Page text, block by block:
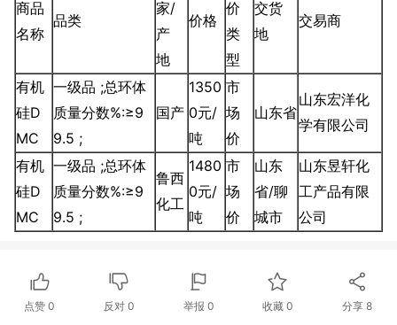
商品
名称
品类
家/
产
地
价格
价
类
型
交货
地
交易商
有机
硅D
MC
一级品 ;总环体
质量分数%:≥9
9.5 ;
国产
1350
0元/
吨
市
场
价
山东省
山东宏洋化
学有限公司
有机
硅D
MC
一级品 ;总环体
质量分数%:≥9
9.5 ;
鲁西
化工
1480
0元/
吨
市
场
价
山东
省/聊
城市
山东昱轩化
工产品有限
公司
点赞0 反对 0 举报 0 收藏 0 分享8